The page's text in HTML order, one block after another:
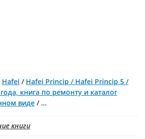
Hafei / Hafei Princip / Hafei Princip 5 /
книга по ремонту и каталог
виде / ...
книги